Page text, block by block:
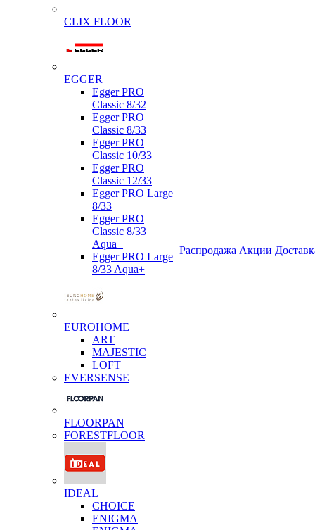
CLIX FLOOR
EGGER
Egger PRO
Classic 8/32
Egger PRO
Classic 8/33
Egger PRO
Classic 10/33
Egger PRO
Classic 12/33
Egger PRO Large
8/33
Egger PRO
Classic 8/33
Aqua+
Egger PRO Large
8/33 Aqua+
EUROHOME
ART
MAJESTIC
LOFT
EVERSENSE
FLOORPAN
FORESTFLOOR
IDEAL
CHOICE
ENIGMA
Распродажа Акции